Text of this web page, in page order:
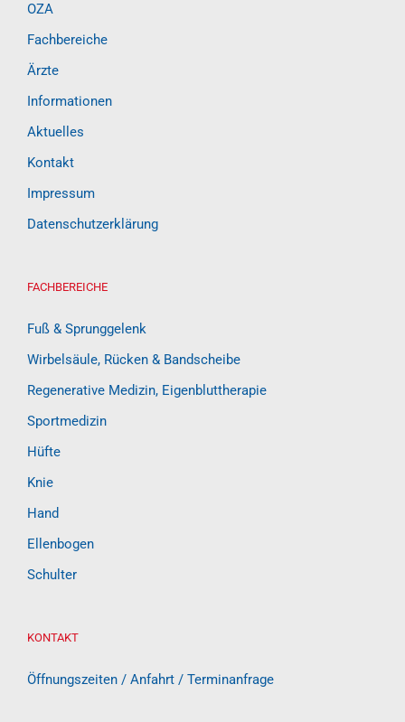
OZA
Fachbereiche
Ärzte
Informationen
Aktuelles
Kontakt
Impressum
Datenschutzerklärung
FACHBEREICHE
Fuß & Sprunggelenk
Wirbelsäule, Rücken & Bandscheibe
Regenerative Medizin, Eigenbluttherapie
Sportmedizin
Hüfte
Knie
Hand
Ellenbogen
Schulter
KONTAKT
Öffnungszeiten / Anfahrt / Terminanfrage